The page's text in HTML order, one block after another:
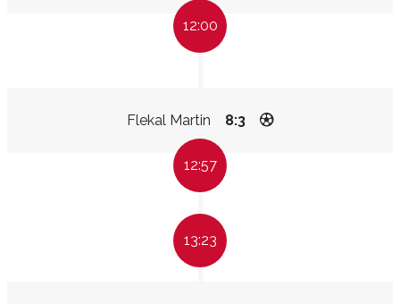
12:00
Flekal Martin 8:3
12:57
13:23